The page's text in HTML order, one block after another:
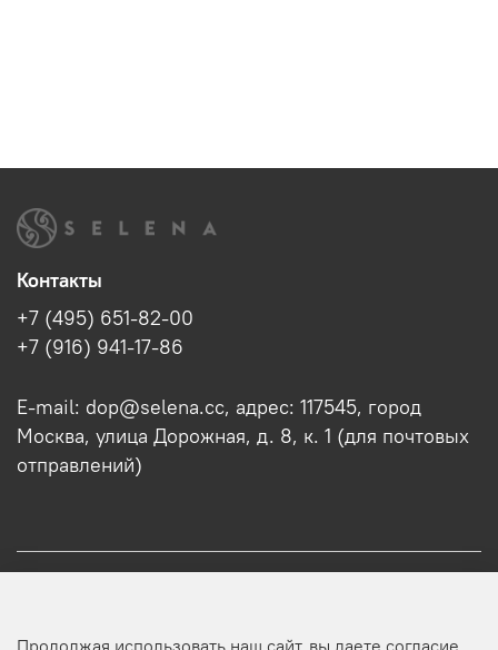
Контакты
+7 (495) 651-82-00
+7 (916) 941-17-86
E-mail: dop@selena.cc, адрес: 117545, город
Москва, улица Дорожная, д. 8, к. 1 (для почтовых
отправлений)